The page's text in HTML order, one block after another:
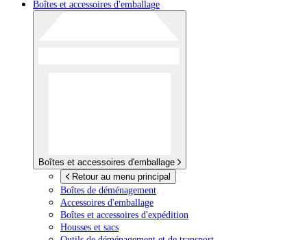
Boîtes et accessoires d'emballage
Boîtes et accessoires d'emballage
Retour au menu principal
Boîtes de déménagement
Accessoires d'emballage
Boîtes et accessoires d'expédition
Housses et sacs